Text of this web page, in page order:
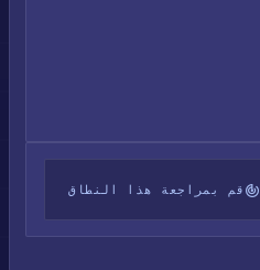
قم بمراجعة هذا النطاق